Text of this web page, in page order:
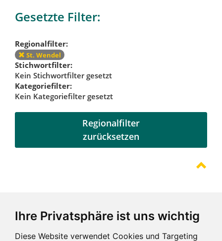
Ihre Privatsphäre ist uns wichtig
Diese Website verwendet Cookies und Targeting
Gesetzte Filter:
Regionalfilter:
St. Wendel
Stichwortfilter:
Kein Stichwortfilter gesetzt
Kategoriefilter:
Kein Kategoriefilter gesetzt
Regionalfilter
zurücksetzen